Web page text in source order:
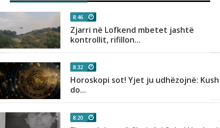
8:46
Zjarri në Lofkend mbetet jashtë
kontrollit, rifillon...
8:32
Horoskopi sot! Yjet ju udhëzojnë: Kush
do...
8:20